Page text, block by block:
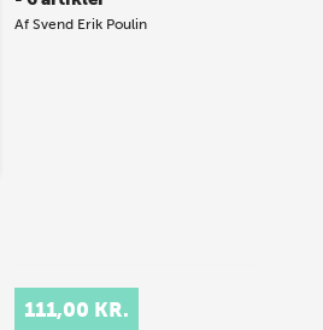
AfSvend Erik Poulin
111,00 KR.